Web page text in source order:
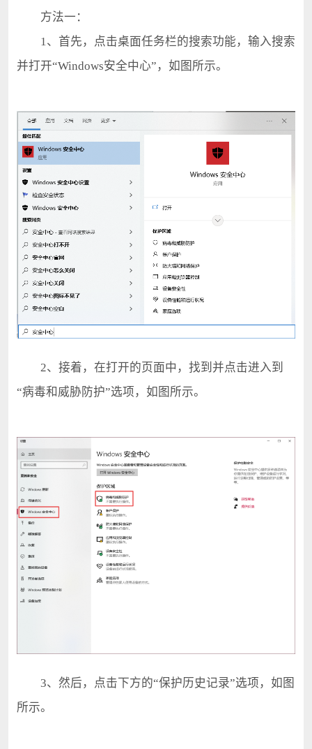
方法一：
1、首先，点击桌面任务栏的搜索功能，输入搜索
并打开“Windows安全中心”，如图所示。
2、接着，在打开的页面中，找到并点击进入到
“病毒和威胁防护”选项，如图所示。
3、然后，点击下方的“保护历史记录”选项，如图
所示。